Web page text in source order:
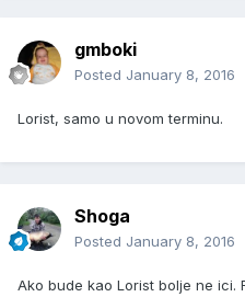
gmboki
Posted January 8, 2016
Lorist, samo u novom terminu.
Shoga
Posted January 8, 2016
Ako bude kao Lorist bolje ne ici.